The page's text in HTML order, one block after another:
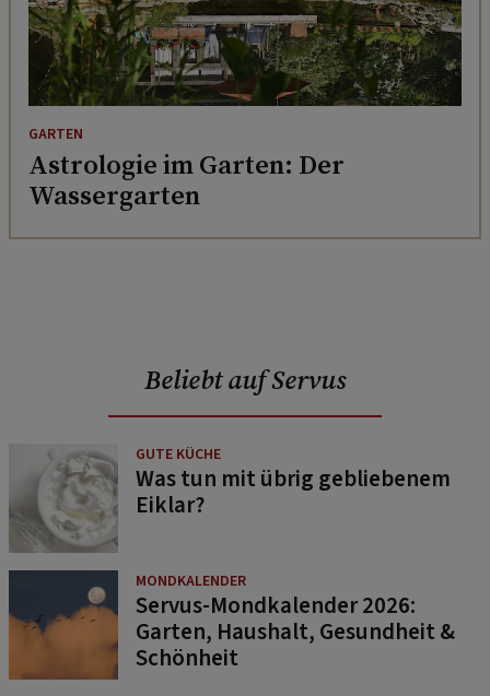
GARTEN
Astrologie im Garten: Der
Wassergarten
Beliebt auf Servus
GUTE KÜCHE
Was tun mit übrig gebliebenem
Eiklar?
MONDKALENDER
Servus-Mondkalender 2026:
Garten, Haushalt, Gesundheit &
Schönheit